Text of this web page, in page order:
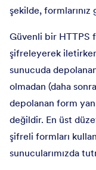
şekilde, formlarınız
Güvenli bir HTTPS
şifreleyerek
sunucuda
olmadan (daha
depolanan form
değildir. En üst
şifreli formları
sunucularımızda